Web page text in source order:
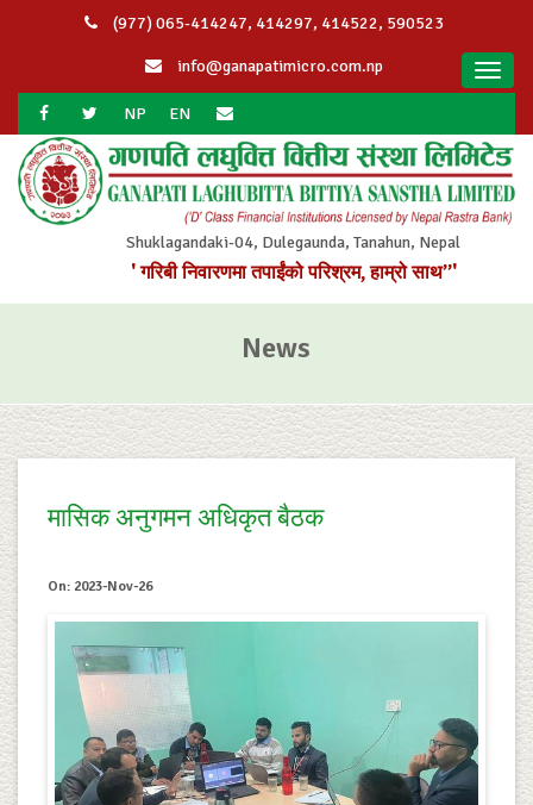
(977) 065-414247, 414297, 414522, 590523
info@ganapatimicro.com.np
NP EN
Shuklagandaki-04, Dulegaunda, Tanahun, Nepal
' गरिबी निवारणमा तपाईंको परिश्रम, हाम्रो साथ”'
News
मासिक अनुगमन अधिकृत बैठक
On: 2023-Nov-26